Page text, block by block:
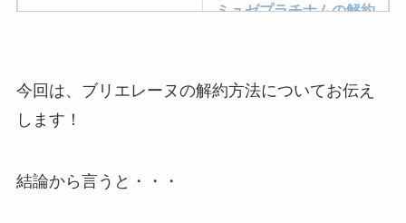
ミュゼプラチナムの解約
レミノの解約方法まと
今回は、ブリエレーヌの解約方法についてお伝え
します！
結論から言うと・・・